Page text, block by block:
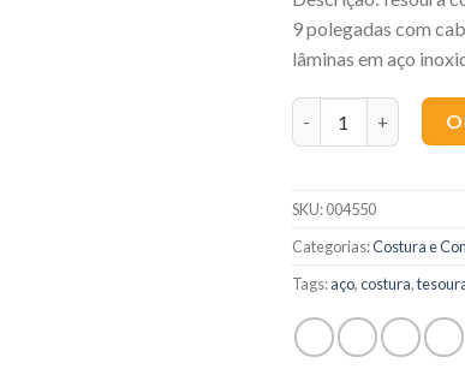
9 polegadas com
lâminas em aço
SKU:004550
Categorias:Costura e
Tags:aço,costura,